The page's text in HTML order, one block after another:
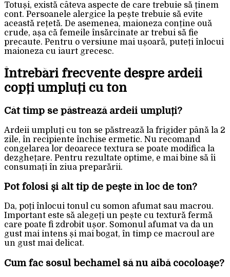
Totuși, există câteva aspecte de care trebuie să ținem
cont. Persoanele alergice la pește trebuie să evite
această rețetă. De asemenea, maioneza conține ouă
crude, așa că femeile însărcinate ar trebui să fie
precaute. Pentru o versiune mai ușoară, puteți înlocui
maioneza cu iaurt grecesc.
Întrebări frecvente despre ardeii
copți umpluți cu ton
Cât timp se păstrează ardeii umpluți?
Ardeii umpluți cu ton se păstrează la frigider până la 2
zile, în recipiente închise ermetic. Nu recomand
congelarea lor deoarece textura se poate modifica la
dezghețare. Pentru rezultate optime, e mai bine să îi
consumați în ziua preparării.
Pot folosi și alt tip de pește în loc de ton?
Da, poți înlocui tonul cu somon afumat sau macrou.
Important este să alegeți un pește cu textură fermă
care poate fi zdrobit ușor. Somonul afumat va da un
gust mai intens și mai bogat, în timp ce macroul are
un gust mai delicat.
Cum fac sosul bechamel să nu aibă cocoloașe?